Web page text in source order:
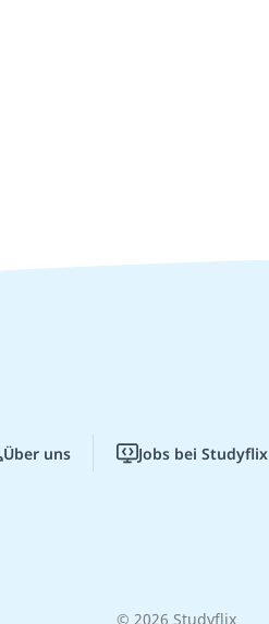
Über uns Jobs bei Studyflix
© 2026 Studyflix